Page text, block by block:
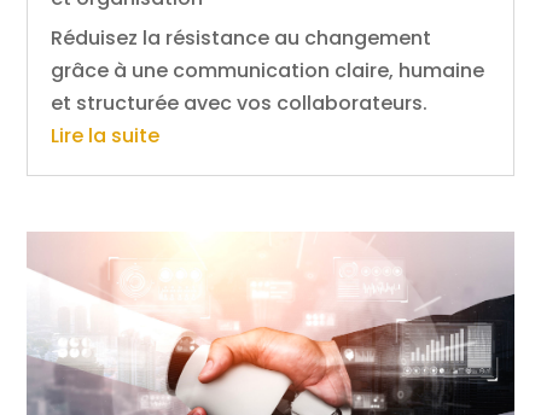
Réduisez la résistance au changement
grâce à une communication claire, humaine
et structurée avec vos collaborateurs.
Lire la suite